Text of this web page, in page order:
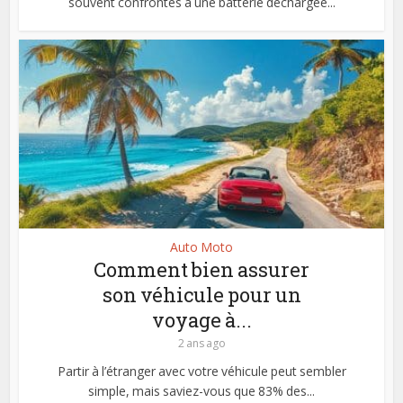
Auto Moto
Comment bien assurer
son véhicule pour un
voyage à...
2 ans ago
Partir à l’étranger avec votre véhicule peut sembler
simple, mais saviez-vous que 83% des...